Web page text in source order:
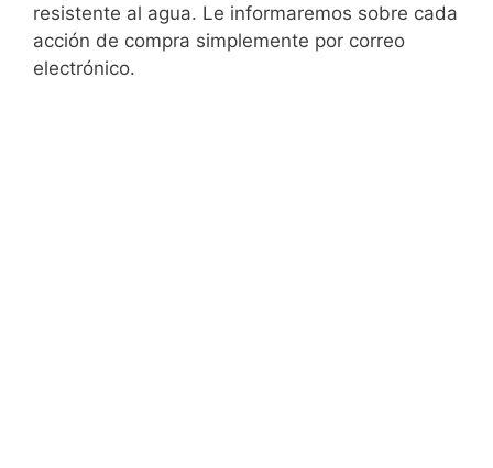
resistente al agua. Le informaremos sobre cada
acción de compra simplemente por correo
electrónico.